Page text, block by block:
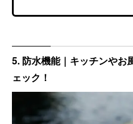
5. 防水機能｜キッチンやお
ェック！